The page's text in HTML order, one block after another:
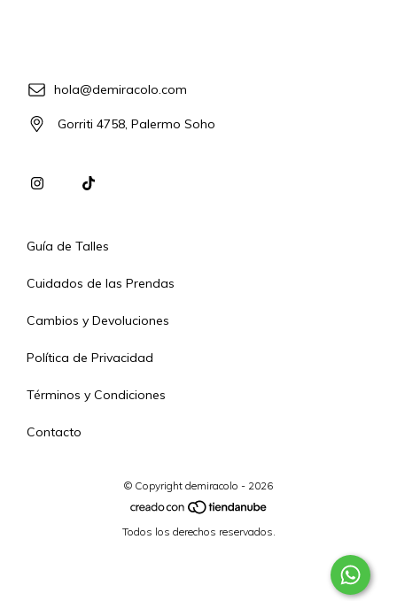
hola@demiracolo.com
Gorriti 4758, Palermo Soho
Guía de Talles
Cuidados de las Prendas
Cambios y Devoluciones
Política de Privacidad
Términos y Condiciones
Contacto
© Copyright demiracolo - 2026
Todos los derechos reservados.